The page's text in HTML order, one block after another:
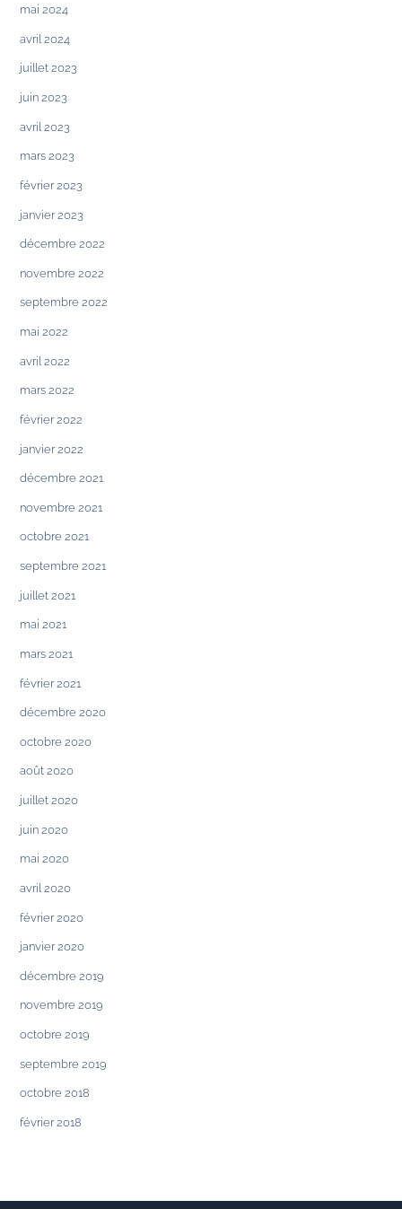
mai 2024
avril 2024
juillet 2023
juin 2023
avril 2023
mars 2023
février 2023
janvier 2023
décembre 2022
novembre 2022
septembre 2022
mai 2022
avril 2022
mars 2022
février 2022
janvier 2022
décembre 2021
novembre 2021
octobre 2021
septembre 2021
juillet 2021
mai 2021
mars 2021
février 2021
décembre 2020
octobre 2020
août 2020
juillet 2020
juin 2020
mai 2020
avril 2020
février 2020
janvier 2020
décembre 2019
novembre 2019
octobre 2019
septembre 2019
octobre 2018
février 2018